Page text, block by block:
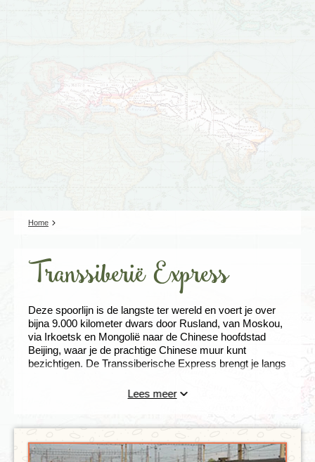
Home
Transsiberië Express
Deze spoorlijn is de langste ter wereld en voert je over
bijna 9.000 kilometer dwars door Rusland, van Moskou,
via Irkoetsk en Mongolië naar de Chinese hoofdstad
Beijing, waar je de prachtige Chinese muur kunt
bezichtigen. De Transsiberische Express brengt je langs
bezienswaardigheden en interessante culturen.
Lees meer